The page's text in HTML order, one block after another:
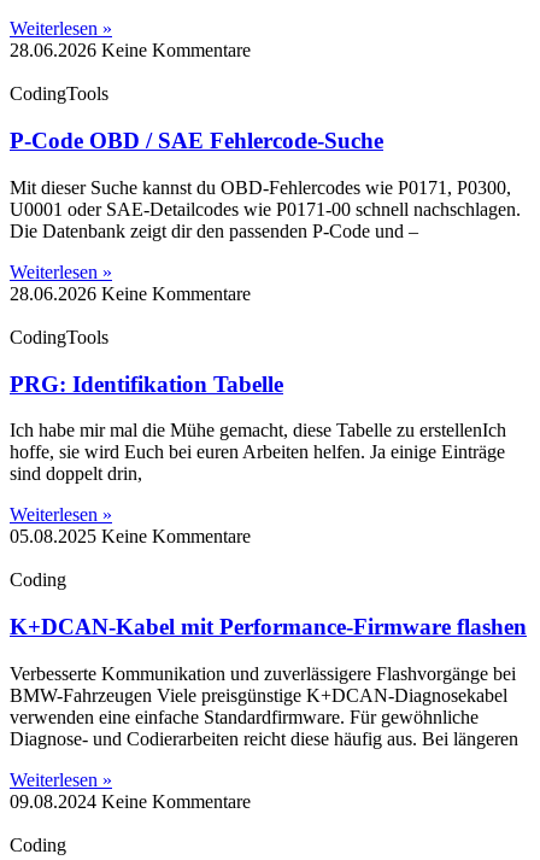
Weiterlesen »
28.06.2026 Keine Kommentare
CodingTools
P-Code OBD / SAE Fehlercode-Suche
Mit dieser Suche kannst du OBD-Fehlercodes wie P0171, P0300,
U0001 oder SAE-Detailcodes wie P0171-00 schnell nachschlagen.
Die Datenbank zeigt dir den passenden P-Code und –
Weiterlesen »
28.06.2026 Keine Kommentare
CodingTools
PRG: Identifikation Tabelle
Ich habe mir mal die Mühe gemacht, diese Tabelle zu erstellenIch
hoffe, sie wird Euch bei euren Arbeiten helfen. Ja einige Einträge
sind doppelt drin,
Weiterlesen »
05.08.2025 Keine Kommentare
Coding
K+DCAN-Kabel mit Performance-Firmware flashen
Verbesserte Kommunikation und zuverlässigere Flashvorgänge bei
BMW-Fahrzeugen Viele preisgünstige K+DCAN-Diagnosekabel
verwenden eine einfache Standardfirmware. Für gewöhnliche
Diagnose- und Codierarbeiten reicht diese häufig aus. Bei längeren
Weiterlesen »
09.08.2024 Keine Kommentare
Coding